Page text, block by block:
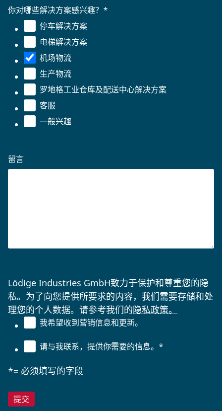
你对哪些解决方案感兴趣？ *
停车解决方案
电梯解决方案
机场物流
生产物流
罗地格工业仓库及配送中心解决方案
客服
一般兴趣
留言
Lödige Industries GmbH致力于保护和尊重您的隐
私。为了向您提供所要求的内容，我们需要存储和处
理您的个人数据。请参考我们的隐私政策。
我希望收到营销信息和更新。
请与我联系，提供你需要的信息。 *
*= 必须填写的字段